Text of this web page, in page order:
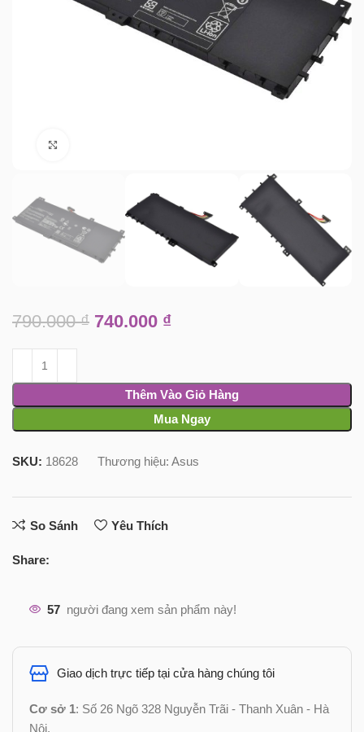
790.000₫ 740.000 ₫
Thêm Vào Giỏ Hàng
Mua Ngay
SKU: 18628 Thương hiệu:Asus
So Sánh Yêu Thích
Share:
57 người đang xem sản phẩm này!
Giao dịch trực tiếp tại cửa hàng chúng tôi
Cơ sở 1: Số 26 Ngõ 328 Nguyễn Trãi - Thanh Xuân - Hà
Nội.